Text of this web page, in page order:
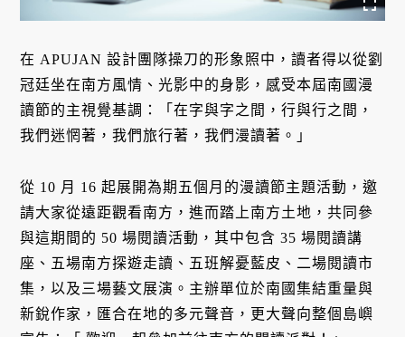
在 APUJAN 設計團隊操刀的形象照中，讀者得以從劉
冠廷坐在南方風情、光影中的身影，感受本屆南國漫
讀節的主視覺基調：「在字與字之間，行與行之間，
我們迷惘著，我們旅行著，我們漫讀著。」
從 10 月 16 起展開為期五個月的漫讀節主題活動，邀
請大家從遠距觀看南方，進而踏上南方土地，共同參
與這期間的 50 場閱讀活動，其中包含 35 場閱讀講
座、五場南方探遊走讀、五班解憂藍皮、二場閱讀市
集，以及三場藝文展演。主辦單位於南國集結重量與
新銳作家，匯合在地的多元聲音，更大聲向整個島嶼